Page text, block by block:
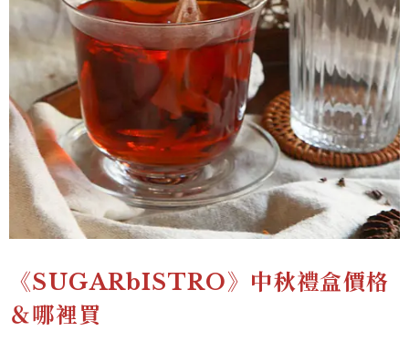
《SUGARbISTRO》中秋禮盒價格
＆哪裡買